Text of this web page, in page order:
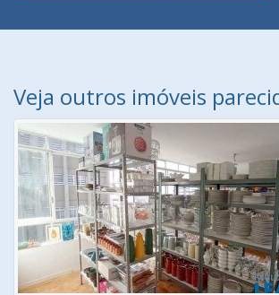
Veja outros imóveis